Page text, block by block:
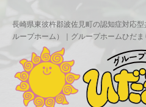
長崎県東彼杵郡波佐見町の認知症対応
ループホーム）｜グループホームひだま